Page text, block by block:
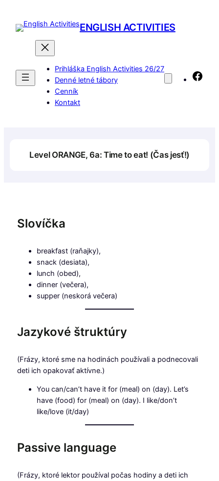
obsah
ENGLISH ACTIVITIES
Prihláška English Activities 26/27
Denné letné tábory
Cenník
Kontakt
Level ORANGE, 6a: Time to eat! (Čas jesť!)
Slovíčka
breakfast (raňajky),
snack (desiata),
lunch (obed),
dinner (večera),
supper (neskorá večera)
Jazykové štruktúry
(Frázy, ktoré sme na hodinách používali a podnecovali
deti ich opakovať aktívne.)
You can/can’t have it for (meal) on (day). Let’s
have (food) for (meal) on (day). I like/don’t
like/love (it/day)
Passive language
(Frázy, ktoré lektor používal počas hodiny a deti ich